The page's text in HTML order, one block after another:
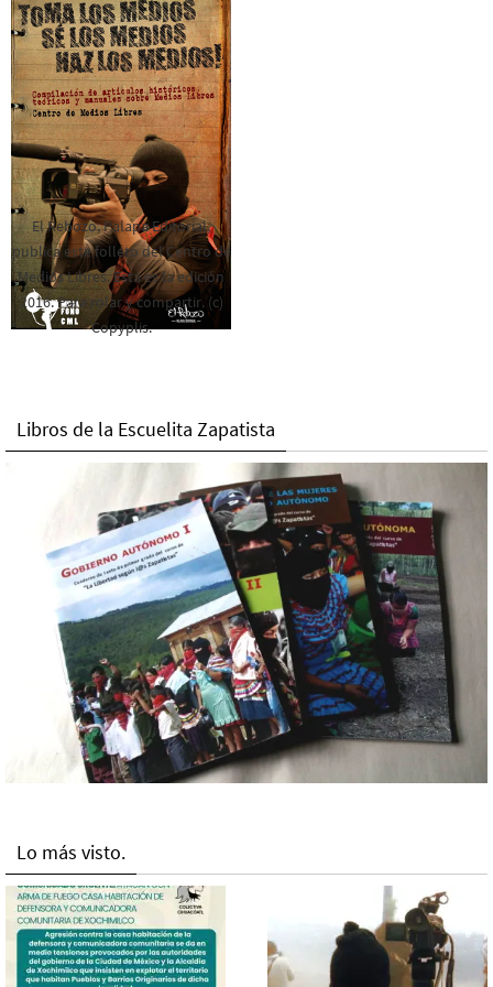
El Rebozo, Palapa Editorial,
publica este folleto del Centro de
Medios Libres. Esta es la edición
2016. Para rolar y compartir. (c)
Copyplis.
Libros de la Escuelita Zapatista
Lo más visto.